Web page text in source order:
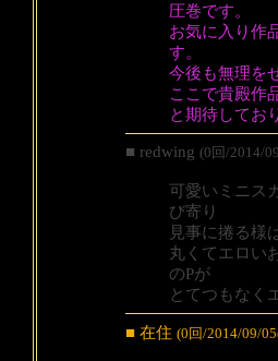
圧巻です。
お気に入り作
す。
今後も無理を
ここで貴殿作
と期待してお
■ redwing (0回/2014/
可愛いミニス
び寄り
見事に捲る様
丸くてエロい
のPが
とてつもなく
■ 在住 (0回/2014/09/